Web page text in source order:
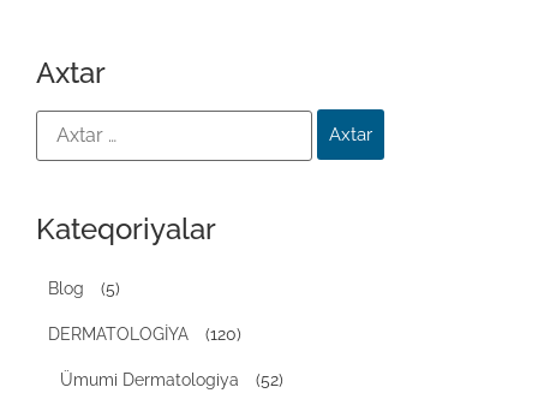
Axtar
Kateqoriyalar
Blog (5)
DERMATOLOGİYA (120)
Ümumi Dermatologiya (52)